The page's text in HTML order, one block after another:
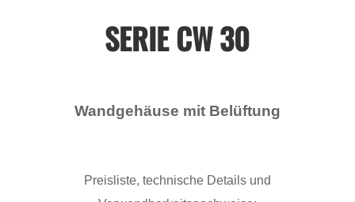
SERIE CW 30
Wandgehäuse mit Belüftung
Preisliste, technische Details und